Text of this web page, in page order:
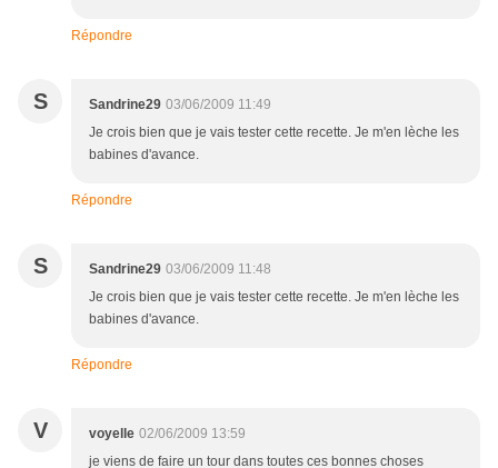
Répondre
S Sandrine29 03/06/2009 11:49
Je crois bien que je vais tester cette recette. Je m'en lèche les
babines d'avance.
Répondre
S Sandrine29 03/06/2009 11:48
Je crois bien que je vais tester cette recette. Je m'en lèche les
babines d'avance.
Répondre
V voyelle 02/06/2009 13:59
je viens de faire un tour dans toutes ces bonnes choses